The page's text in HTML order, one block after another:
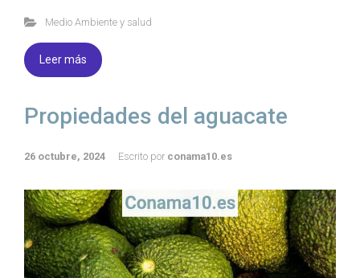
Medio Ambiente y salud
Leer más
Propiedades del aguacate
26 octubre, 2024 Escrito por conama10.es